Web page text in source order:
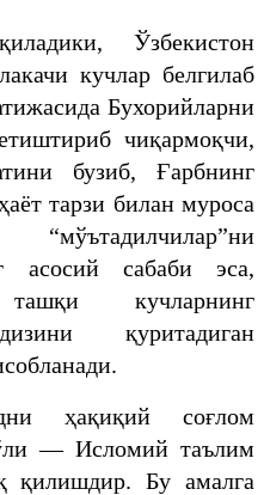
Ўзбекистон
кучлар белгилаб
Бухорийларни
чиқармоқчи,
бузиб, Ғарбнинг
тарзи билан муроса
асосий сабаби эса,
кучларнинг
қуритадиган
ҳақиқий соғлом
— Исломий таълим
қилишдир. Бу амалга